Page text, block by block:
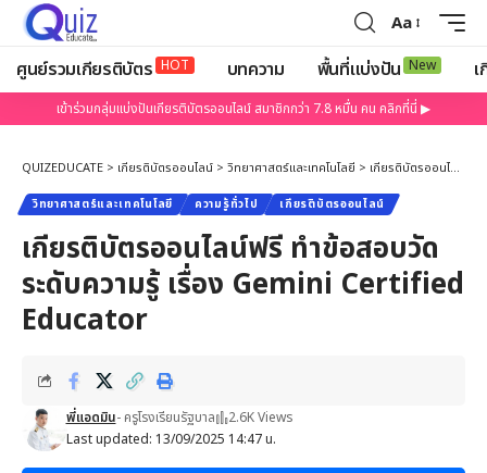
Aa
ศูนย์รวมเกียรติบัตร HOT บทความ พื้นที่แบ่งปัน New
เข้าร่วมกลุ่มแบ่งปันเกียรติบัตรออนไลน์ สมาชิกกว่า 7.8 หมื่น คน คลิกที่นี่ ▶
QUIZEDUCATE > เกียรติบัตรออนไลน์ > วิทยาศาสตร์และเทคโนโลยี > เกียรติบัตรออนไลน์ฟรี ทำข้อสอบวัดระดับความรู้ เรื่อง Gemini Certified Educator
วิทยาศาสตร์และเทคโนโลยี ความรู้ทั่วไป เกียรติบัตรออนไลน์
เกียรติบัตรออนไลน์ฟรี ทำข้อสอบวัด
ระดับความรู้ เรื่อง Gemini Certified
Educator
Last updated: 13/09/2025 14:47 น.
พี่แอดมิน- ครูโรงเรียนรัฐบาล 2.6K Views